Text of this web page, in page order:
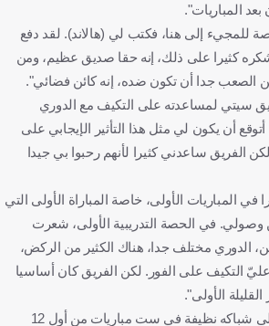
بعد المباريات".
للمجيء إلى هنا، فكتب لي (هالاند). لقد دفع
كثيرا على ذلك، إنه حقا صديق عظيم، ومن
الصعب جدا أن تكون ضده، إنه كائن فضائي".
سيتي لمساعدته على التكيف مع الدوري
أتوقع أن يكون لي مثل هذا التأثير الإيجابي على
الفريق ساعدني كثيرا لأنهم رحبوا بي جيدا
المباريات الأولى، خاصة المباراة الأولى التي
وصولي. في الحصة التدريبية الأولى، شعرت
الدوري مختلف جدا، هناك الكثير من الركض،
عليّ التكيف على الفور. لكن الفريق كان أساسيا
الأولى".
وحافظ اللاعب الإيطالي على شباكه نظيفة في ست مباريات من أول 12